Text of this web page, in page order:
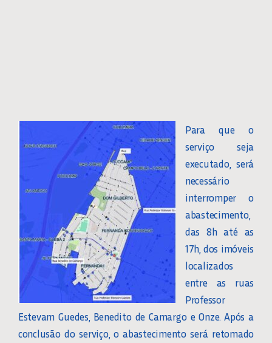
Para que o
serviço seja
executado, será
necessário
interromper o
abastecimento,
das 8h até as
17h, dos imóveis
localizados
entre as ruas
Professor
Estevam Guedes, Benedito de Camargo e Onze. Após a
conclusão do serviço, o abastecimento será retomado